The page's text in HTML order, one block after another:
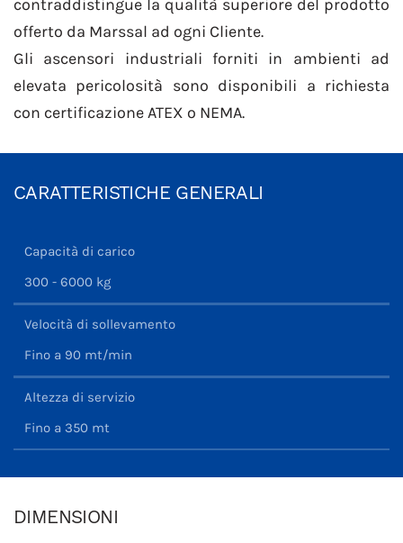
contraddistingue la qualità superiore del prodotto
offerto da Marssal ad ogni Cliente.
Gli ascensori industriali forniti in ambienti ad
elevata pericolosità sono disponibili a richiesta
con certificazione ATEX o NEMA.
CARATTERISTICHE GENERALI
Capacità di carico
300 - 6000 kg
Velocità di sollevamento
Fino a 90 mt/min
Altezza di servizio
Fino a 350 mt
DIMENSIONI